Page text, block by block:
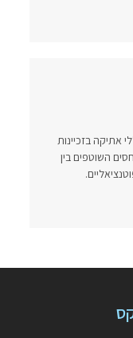
אתיקה בזכיינות
השוטפים בין